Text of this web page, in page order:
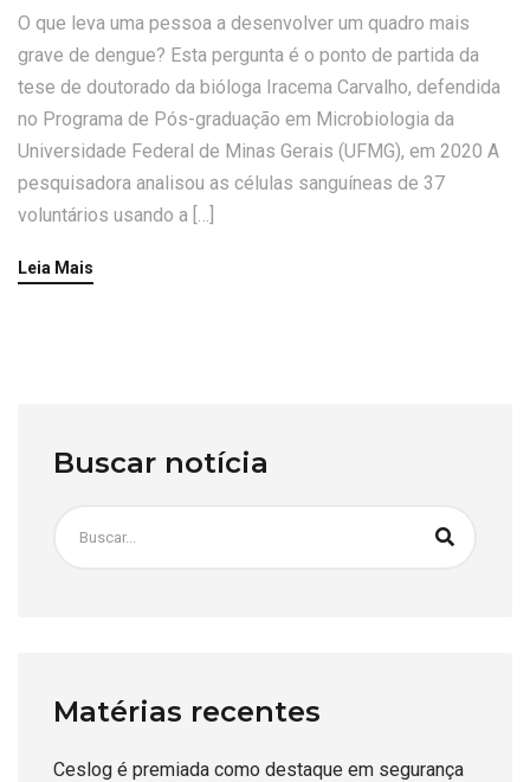
O que leva uma pessoa a desenvolver um quadro mais
grave de dengue? Esta pergunta é o ponto de partida da
tese de doutorado da bióloga Iracema Carvalho, defendida
no Programa de Pós-graduação em Microbiologia da
Universidade Federal de Minas Gerais (UFMG), em 2020 A
pesquisadora analisou as células sanguíneas de 37
voluntários usando a […]
Leia Mais
Buscar notícia
Matérias recentes
Ceslog é premiada como destaque em segurança